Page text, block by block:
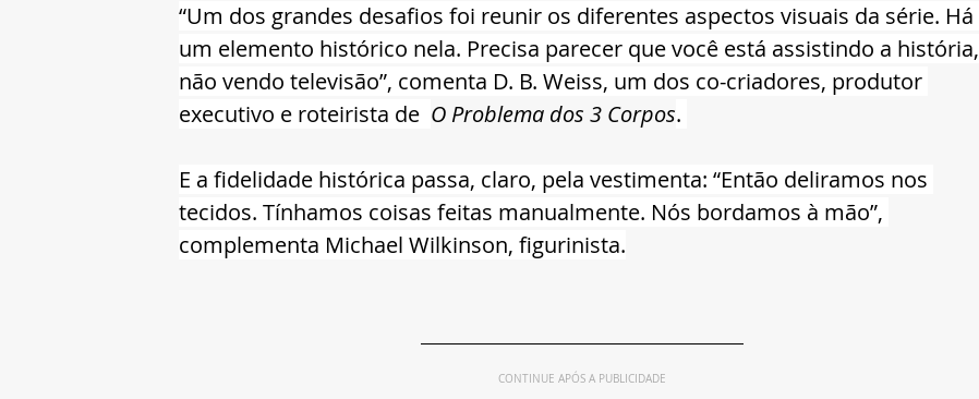
“Um dos grandes desafios foi reunir os diferentes aspectos visuais da série. Há
um elemento histórico nela. Precisa parecer que você está assistindo a história,
não vendo televisão”, comenta D. B. Weiss, um dos co-criadores, produtor
executivo e roteirista de O Problema dos 3 Corpos.
E a fidelidade histórica passa, claro, pela vestimenta: “Então deliramos nos
tecidos. Tínhamos coisas feitas manualmente. Nós bordamos à mão”,
complementa Michael Wilkinson, figurinista.
CONTINUE APÓS A PUBLICIDADE